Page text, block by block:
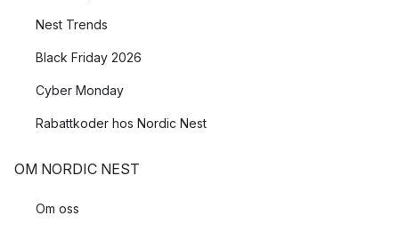
Nest Trends
Black Friday 2026
Cyber Monday
Rabattkoder hos Nordic Nest
OM NORDIC NEST
Om oss